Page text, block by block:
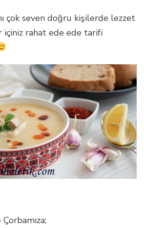
çok seven doğru kişilerde lezzet
içiniz rahat ede ede tarifi